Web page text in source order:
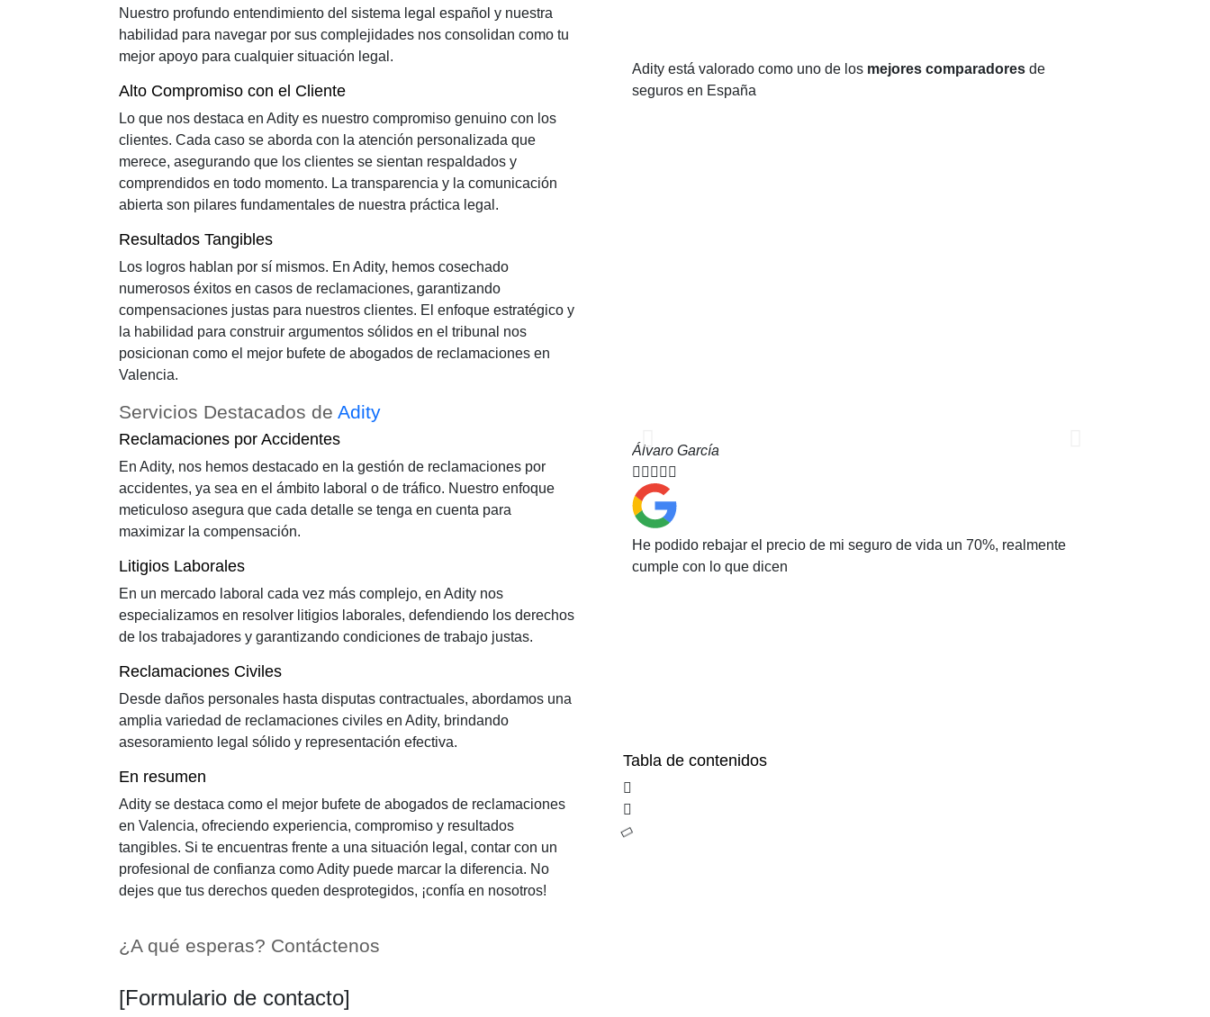
Nuestro profundo entendimiento del sistema legal español y nuestra
habilidad para navegar por sus complejidades nos consolidan como tu
mejor apoyo para cualquier situación legal.
Alto Compromiso con el Cliente
Lo que nos destaca en Adity es nuestro compromiso genuino con los
clientes. Cada caso se aborda con la atención personalizada que
merece, asegurando que los clientes se sientan respaldados y
comprendidos en todo momento. La transparencia y la comunicación
abierta son pilares fundamentales de nuestra práctica legal.
Resultados Tangibles
Los logros hablan por sí mismos. En Adity, hemos cosechado
numerosos éxitos en casos de reclamaciones, garantizando
compensaciones justas para nuestros clientes. El enfoque estratégico y
la habilidad para construir argumentos sólidos en el tribunal nos
posicionan como el mejor bufete de abogados de reclamaciones en
Valencia.
Servicios Destacados de Adity
Reclamaciones por Accidentes
En Adity, nos hemos destacado en la gestión de reclamaciones por
accidentes, ya sea en el ámbito laboral o de tráfico. Nuestro enfoque
meticuloso asegura que cada detalle se tenga en cuenta para
maximizar la compensación.
Litigios Laborales
En un mercado laboral cada vez más complejo, en Adity nos
especializamos en resolver litigios laborales, defendiendo los derechos
de los trabajadores y garantizando condiciones de trabajo justas.
Reclamaciones Civiles
Desde daños personales hasta disputas contractuales, abordamos una
amplia variedad de reclamaciones civiles en Adity, brindando
asesoramiento legal sólido y representación efectiva.
En resumen
Adity se destaca como el mejor bufete de abogados de reclamaciones
en Valencia, ofreciendo experiencia, compromiso y resultados
tangibles. Si te encuentras frente a una situación legal, contar con un
profesional de confianza como Adity puede marcar la diferencia. No
dejes que tus derechos queden desprotegidos, ¡confía en nosotros!
¿A qué esperas? Contáctenos
[Formulario de contacto]
Adity está valorado como uno de los mejores comparadores de
seguros en España
Álvaro García
    
He podido rebajar el precio de mi seguro de vida un 70%, realmente
cumple con lo que dicen
Tabla de contenidos